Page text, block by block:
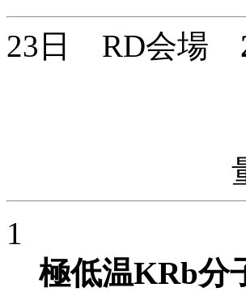
23日 RD会場
1
極低温KRb分